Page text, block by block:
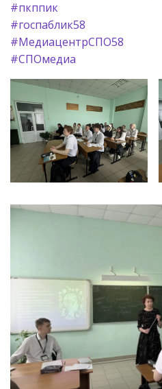
#пкппик
#госпаблик58
#МедиацентрСПО58
#СПОмедиа